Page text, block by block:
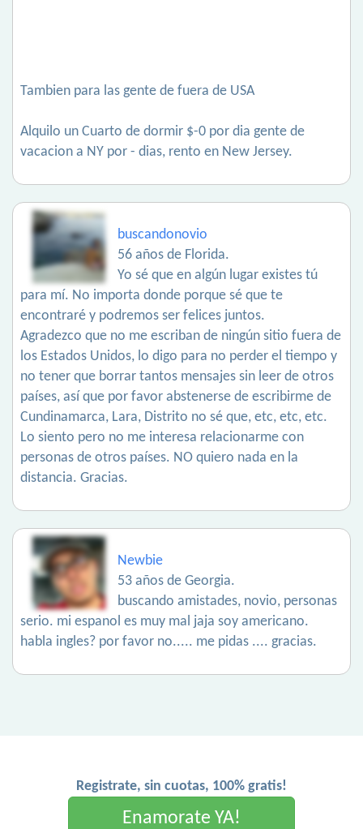
Tambien para las gente de fuera de USA
Alquilo un Cuarto de dormir $-0 por dia gente de
vacacion a NY por - dias, rento en New Jersey.
buscandonovio
56 años de Florida.
Yo sé que en algún lugar existes tú
para mí. No importa donde porque sé que te
encontraré y podremos ser felices juntos.
Agradezco que no me escriban de ningún sitio fuera de
los Estados Unidos, lo digo para no perder el tiempo y
no tener que borrar tantos mensajes sin leer de otros
países, así que por favor abstenerse de escribirme de
Cundinamarca, Lara, Distrito no sé que, etc, etc, etc.
Lo siento pero no me interesa relacionarme con
personas de otros países. NO quiero nada en la
distancia. Gracias.
Newbie
53 años de Georgia.
buscando amistades, novio, personas
serio. mi espanol es muy mal jaja soy americano.
habla ingles? por favor no..... me pidas .... gracias.
Registrate, sin cuotas, 100% gratis!
Enamorate YA!